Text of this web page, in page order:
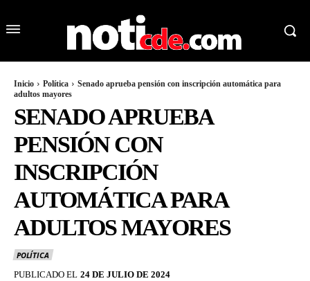
Inicio Política
Senado aprueba pensión con inscripción automática para
adultos mayores
SENADO APRUEBA
PENSIÓN CON
INSCRIPCIÓN
AUTOMÁTICA PARA
ADULTOS MAYORES
POLÍTICA
PUBLICADO EL 24 DE JULIO DE 2024